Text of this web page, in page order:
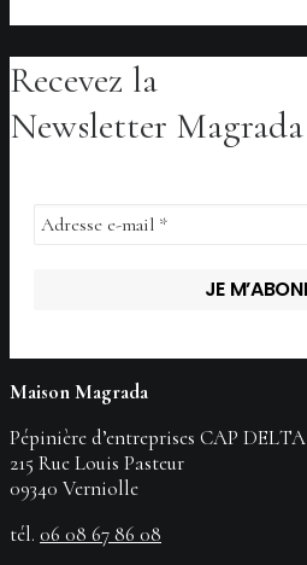
Recevez la
Newsletter Magrada
Maison Magrada
Pépinière d’entreprises CAP DELTA
215 Rue Louis Pasteur
09340 Verniolle
tél. 06 08 67 86 08